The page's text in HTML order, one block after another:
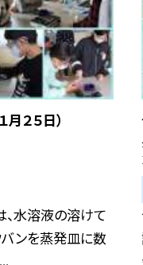
２５日）
水溶液の溶けて
バンを蒸発皿に数